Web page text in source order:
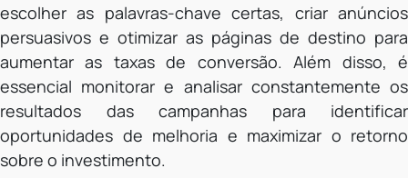
escolher as palavras-chave certas, criar anúncios
persuasivos e otimizar as páginas de destino para
aumentar as taxas de conversão. Além disso, é
essencial monitorar e analisar constantemente os
resultados das campanhas para identificar
oportunidades de melhoria e maximizar o retorno
sobre o investimento.